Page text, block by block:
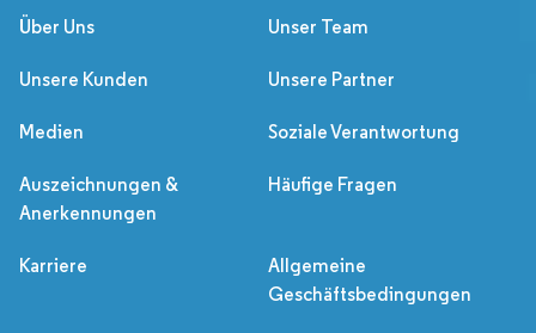
Über Uns
Unser Team
Unsere Kunden Unsere Partner
Medien Soziale Verantwortung
Auszeichnungen &
Anerkennungen
Häufige Fragen
Karriere
Allgemeine
Geschäftsbedingungen